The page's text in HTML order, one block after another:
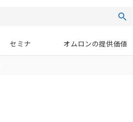
セミナ オムロンの提供価値